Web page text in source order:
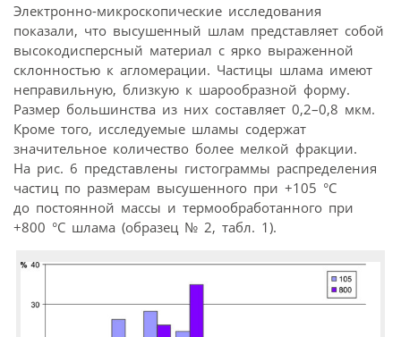
Электронно-микроскопические исследования
показали, что высушенный шлам представляет собой
высокодисперсный материал с ярко выраженной
склонностью к агломерации. Частицы шлама имеют
неправильную, близкую к шарообразной форму.
Размер большинства из них составляет 0,2–0,8 мкм.
Кроме того, исследуемые шламы содержат
значительное количество более мелкой фракции.
На рис. 6 представлены гистограммы распределения
частиц по размерам высушенного при +105 °С
до постоянной массы и термообработанного при
+800 °С шлама (образец № 2, табл. 1).